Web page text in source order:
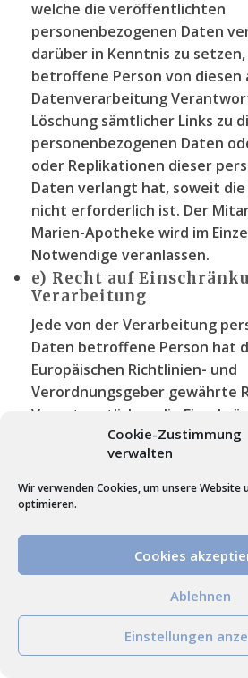
Cookie-Zustimmung
verwalten
Wir verwenden Cookies, um unsere Website
optimieren.
Cookies
Ablehnen
Einstellungen
welche die veröffentlichten
personenbezogenen Daten
darüber in Kenntnis zu setzen,
betroffene Person von diesen
Datenverarbeitung
Löschung sämtlicher Links zu
personenbezogenen Daten
oder Replikationen dieser
Daten verlangt hat, soweit
nicht erforderlich ist. Der
Marien-Apotheke wird im
Notwendige veranlassen.
e) Recht auf
Verarbeitung
Jede von der Verarbeitung
Daten betroffene Person hat
Europäischen Richtlinien- und
Verordnungsgeber gewährte
Verantwortlichen die
Verarbeitung zu verlangen,
folgenden Voraussetzungen
Die Richtigkeit der
dem Verantwortlichen
Richtigkeit der
zu überprüfen.
Die Verarbeitung ist
betroffene Person lehnt